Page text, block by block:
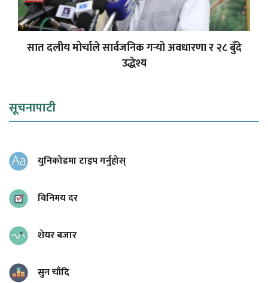
सात दलीय मोर्चाले सार्वजनिक गर्‍यो अवधारणा र २८ बुँदे
उद्धेश्य
सूचनापाटी
युनिकोडमा टाइप गर्नुहोस्
विनिमय दर
शेयर बजार
सुन चाँदि